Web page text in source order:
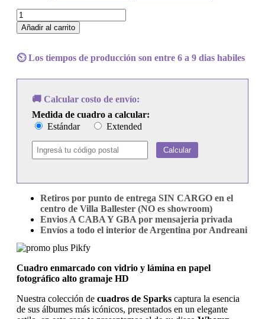
Cuadro
Sparks
-
That
cantidad
Añadir al carrito
⏲️ Los tiempos de producción son entre 6 a 9 dias habiles
🚚 Calcular costo de envío:
Medida de cuadro a calcular:
Estándar
Extended
Calcular
Retiros por punto de entrega SIN CARGO en el
centro de Villa Ballester (NO es showroom)
Envios A CABA Y GBA por mensajeria privada
Envíos a todo el interior de Argentina por Andreani
Cuadro enmarcado con vidrio y lámina en papel
fotográfico alto gramaje HD
Nuestra colección de cuadros de Sparks captura la esencia
de sus álbumes más icónicos, presentados en un elegante